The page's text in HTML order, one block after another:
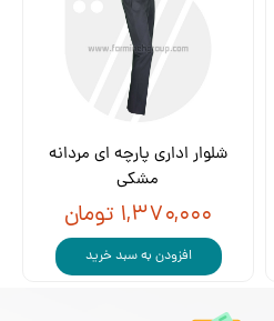
شلوار اداری پارچه ای مردانه
مشکی
۱,۳۷۰,۰۰۰ تومان
افزودن به سبد خرید